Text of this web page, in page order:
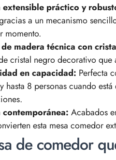
extensible práctico y
a un mecanismo
momento.
madera técnica con
cristal negro decorativo
en capacidad: Perfecta
hasta 8 personas cuando
contemporánea: Acabados
esta mesa comedor
de comedor